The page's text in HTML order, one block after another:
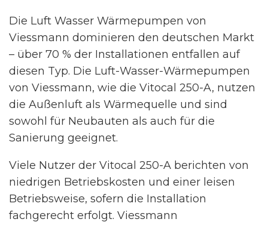
Die Luft Wasser Wärmepumpen von
Viessmann dominieren den deutschen Markt
– über 70 % der Installationen entfallen auf
diesen Typ. Die Luft-Wasser-Wärmepumpen
von Viessmann, wie die Vitocal 250-A, nutzen
die Außenluft als Wärmequelle und sind
sowohl für Neubauten als auch für die
Sanierung geeignet.
Viele Nutzer der Vitocal 250-A berichten von
niedrigen Betriebskosten und einer leisen
Betriebsweise, sofern die Installation
fachgerecht erfolgt. Viessmann